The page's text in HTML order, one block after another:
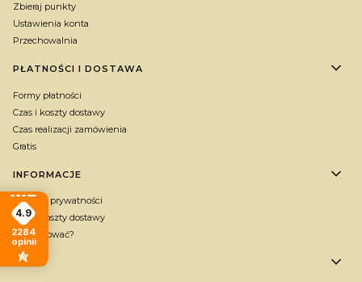
Zbieraj punkty
Ustawienia konta
Przechowalnia
PŁATNOŚCI I DOSTAWA
Formy płatności
Czas i koszty dostawy
Czas realizacji zamówienia
Gratis
INFORMACJE
Polityka prywatności
Czas i koszty dostawy
Jak kupować?
O NAS
4.9
2284
opinii